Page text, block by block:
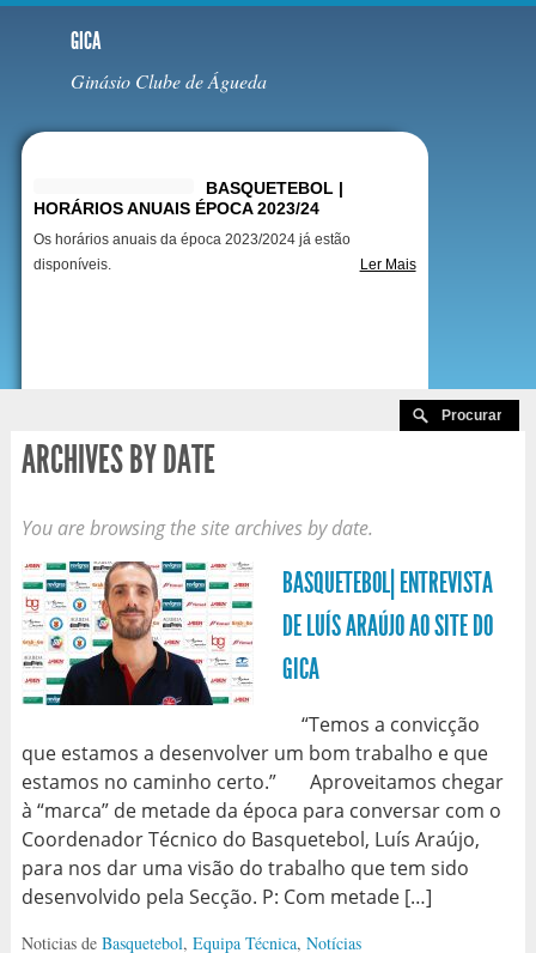
GICA
Ginásio Clube de Águeda
BASQUETEBOL |
HORÁRIOS ANUAIS ÉPOCA 2023/24
Os horários anuais da época 2023/2024 já estão
disponíveis.
Ler Mais
ARCHIVES BY DATE
You are browsing the site archives by date.
BASQUETEBOL| ENTREVISTA
DE LUÍS ARAÚJO AO SITE DO
GICA
“Temos a convicção
que estamos a desenvolver um bom trabalho e que
estamos no caminho certo.” Aproveitamos chegar
à “marca” de metade da época para conversar com o
Coordenador Técnico do Basquetebol, Luís Araújo,
para nos dar uma visão do trabalho que tem sido
desenvolvido pela Secção. P: Com metade […]
Noticias de Basquetebol, Equipa Técnica, Notícias